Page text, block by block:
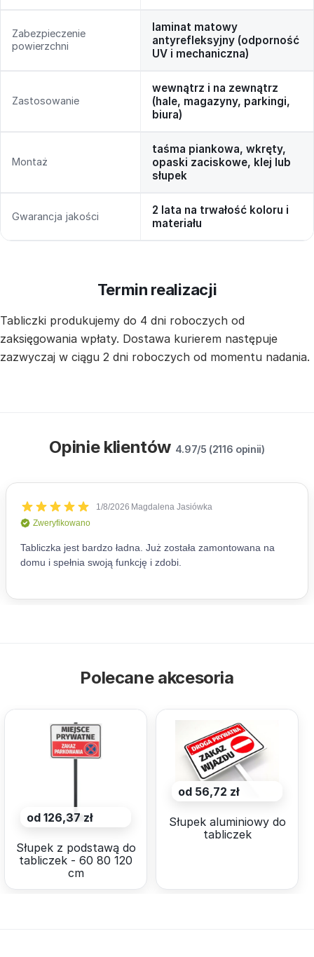
Zabezpieczenie
powierzchni
laminat matowy
antyrefleksyjny (odporność
UV i mechaniczna)
Zastosowanie
wewnątrz i na zewnątrz
(hale, magazyny, parkingi,
biura)
Montaż
taśma piankowa, wkręty,
opaski zaciskowe, klej lub
słupek
Gwarancja jakości
2 lata na trwałość koloru i
materiału
Termin realizacji
Tabliczki produkujemy do 4 dni roboczych od
zaksięgowania wpłaty. Dostawa kurierem następuje
zazwyczaj w ciągu 2 dni roboczych od momentu nadania.
Opinie klientów 4.97/5 (2116 opinii)
Polecane akcesoria
od 126,37 zł
Słupek z podstawą do
tabliczek - 60 80 120
cm
od 56,72 zł
Słupek aluminiowy do
tabliczek